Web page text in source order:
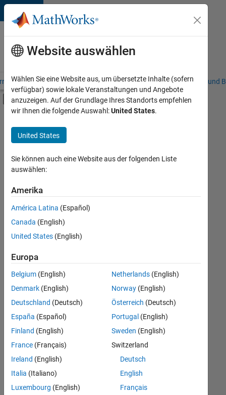
Weiter zum Inhalt
Karriere
bei
MathWorks
– Übersicht Stellensuche Niederlassungen Studierende und
Umschaltung für Off-Canvas-
Hauptinhalt
Inside Sales
Marketing Services
Business Model Team
Legal
+3
Derzeit
es
keine
offenen
Stellen,
Ihren
Suchkriterien
entsprechen.
können
die
Suchkriterien
weiter
fassen
oder
alle
Stellenangebote
anzeigen .
Website auswählen
Wählen Sie eine Website aus, um übersetzte Inhalte (sofern
verfügbar) sowie lokale Veranstaltungen und Angebote
anzuzeigen. Auf der Grundlage Ihres Standorts empfehlen
wir Ihnen die folgende Auswahl:United States.
United States
Sie können auch eine Website aus der folgenden Liste
auswählen:
Amerika
América Latina (Español)
Canada (English)
United States (English)
Europa
Belgium (English)
Denmark (English)
Deutschland (Deutsch)
España (Español)
Finland (English)
France (Français)
Ireland (English)
Italia (Italiano)
Luxembourg (English)
Netherlands(English)
Norway(English)
Österreich (Deutsch)
Portugal (English)
Sweden (English)
Switzerland
Deutsch
English
Français